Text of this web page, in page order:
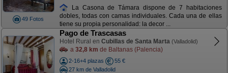
49 Fotos
La Casona de Támara dispone de 7 habitaciones
dobles, todas con camas individuales. Cada una de ellas
tiene su propia personalidad: la decor ...
Pago de Trascasas
Hotel Rural en Cubillas de Santa Marta (Valladolid)
a 32,8 km de Baltanas (Palencia)
2-16+4 plazas
55 €
27 km de Valladolid